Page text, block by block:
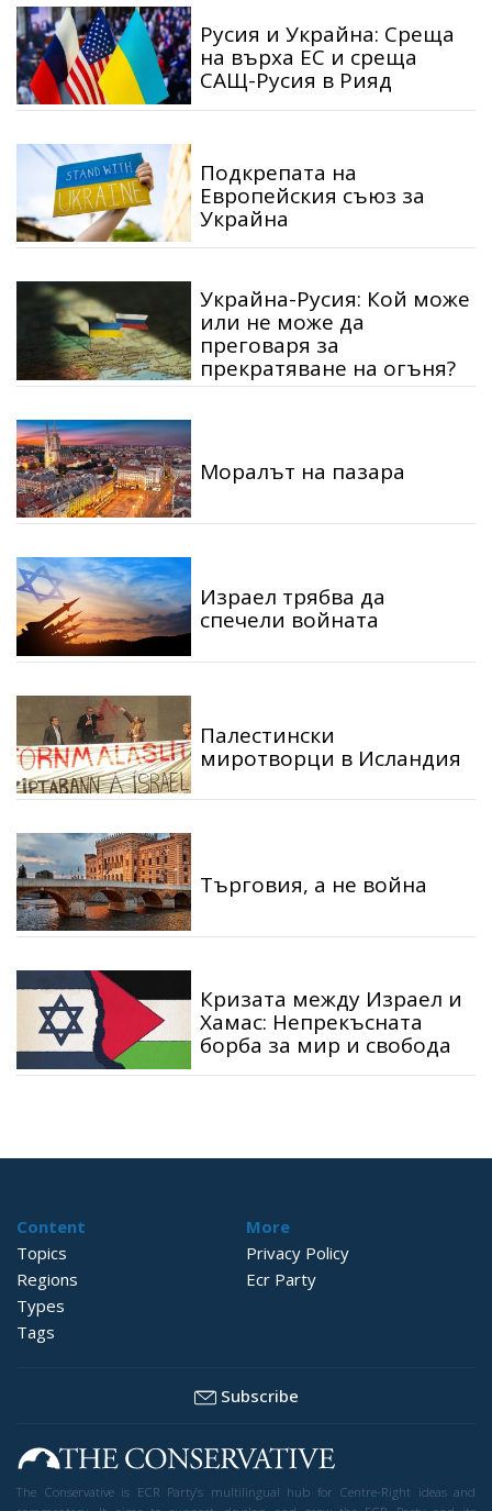
Русия и Украйна: Среща
на върха ЕС и среща
САЩ-Русия в Рияд
Подкрепата на
Европейския съюз за
Украйна
Украйна-Русия: Кой може
или не може да
преговаря за
прекратяване на огъня?
Моралът на пазара
Израел трябва да
спечели войната
Палестински
миротворци в Исландия
Търговия, а не война
Кризата между Израел и
Хамас: Непрекъсната
борба за мир и свобода
Content
Topics
Regions
Types
Tags
More
Privacy Policy
Ecr Party
Subscribe
The Conservative is ECR Party’s multilingual hub for Centre-Right ideas and